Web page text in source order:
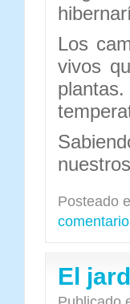
Los
vivos
Posteado
comentario
El